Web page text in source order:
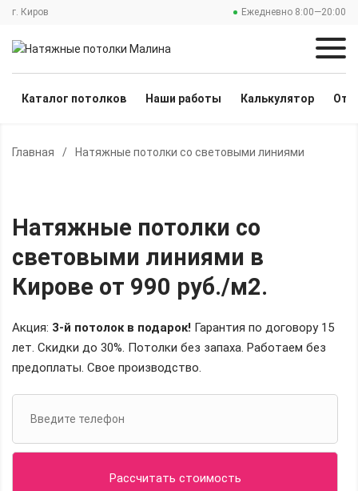
г. Киров Ежедневно 8:00—20:00
Каталог потолков Наши работы Калькулятор
Главная / Натяжные потолки со световыми линиями
Натяжные потолки со
световыми линиями в
Кирове от 990 руб./м2.
Акция: 3-й потолок в подарок! Гарантия по договору 15
лет. Скидки до 30%. Потолки без запаха. Работаем без
предоплаты. Свое производство.